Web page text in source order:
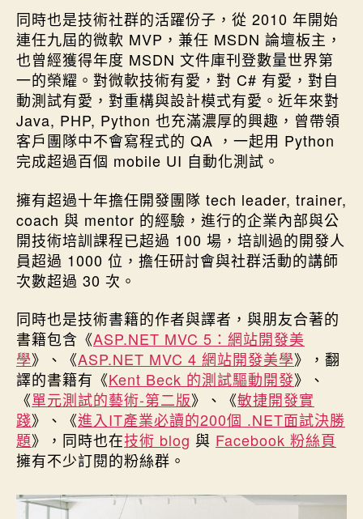
同時也是技術社群的活躍份子，從 2010 年開始
連任九屆的微軟 MVP，兼任 MSDN 論壇板主，
也曾經獲得年度 MSDN 文件庫刊登數量世界第
一的榮耀。對微軟技術有愛，對 C# 有愛，對自
動測試有愛，對重構與設計模式有愛。近年來對
Java, PHP, Python 也充滿濃厚的興趣，曾帶領
客戶團隊中不會寫程式的 QA ，一起用 Python
完成超過百個 mobile UI 自動化測試。
擁有超過十年擔任開發團隊 tech leader, trainer,
coach 與 mentor 的經驗，進行的企業內部與公
開技術培訓課程已超過 100 場，培訓過的開發人
員超過 1000 位，擔任研討會與社群活動的講師
次數超過 30 次。
同時也是技術書籍的作者與譯者，與朋友合著的
書籍包含《ASP.NET MVC 5：網站開發美
學》、《ASP.NET MVC 4 網站開發美學》，翻
譯的書籍有《Kent Beck 的測試驅動開發》、
《單元測試的藝術-第二版》、《敏捷開發實
踐》、《進入IT產業必讀的200個 .NET面試決勝
題》，同時也在技術 blog 與 Facebook 粉絲頁
擁有不少訂閱的粉絲群。